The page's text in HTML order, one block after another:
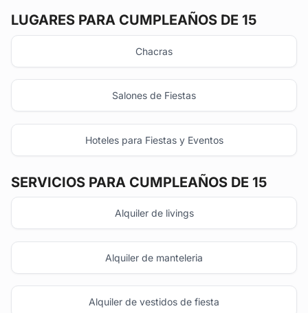
LUGARES PARA CUMPLEAÑOS DE 15
Chacras
Salones de Fiestas
Hoteles para Fiestas y Eventos
SERVICIOS PARA CUMPLEAÑOS DE 15
Alquiler de livings
Alquiler de manteleria
Alquiler de vestidos de fiesta